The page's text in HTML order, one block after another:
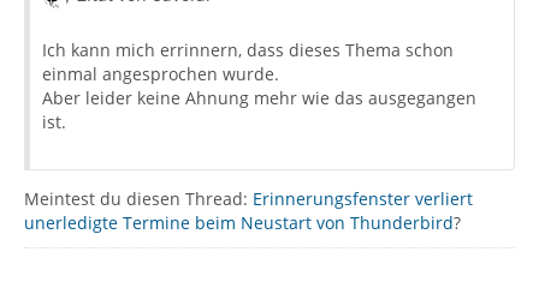
Ich kann mich errinnern, dass dieses Thema schon
einmal angesprochen wurde.
Aber leider keine Ahnung mehr wie das ausgegangen
ist.
Meintest du diesen Thread: Erinnerungsfenster verliert
unerledigte Termine beim Neustart von Thunderbird?